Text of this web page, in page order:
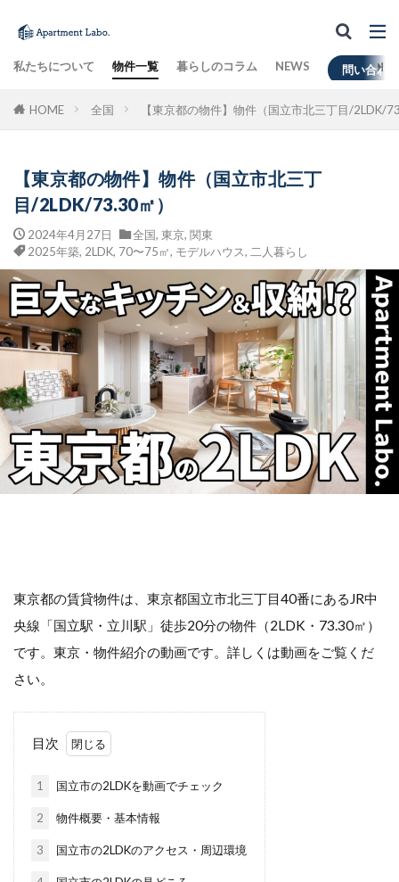
私たちについて 物件一覧 暮らしのコラム NEWS 問い合わせ
HOME 全国 【東京都の物件】物件（国立市北三丁目/2LDK/
【東京都の物件】物件（国立市北三丁
目/2LDK/73.30㎡）
2024年4月27日 全国, 東京, 関東
2025年築, 2LDK, 70〜75㎡, モデルハウス, 二人暮らし
東京都の賃貸物件は、東京都国立市北三丁目40番にあるJR中
央線「国立駅・立川駅」徒歩20分の物件（2LDK・73.30㎡）
です。東京・物件紹介の動画です。詳しくは動画をご覧くだ
さい。
目次
1 国立市の2LDKを動画でチェック
2 物件概要・基本情報
3 国立市の2LDKのアクセス・周辺環境